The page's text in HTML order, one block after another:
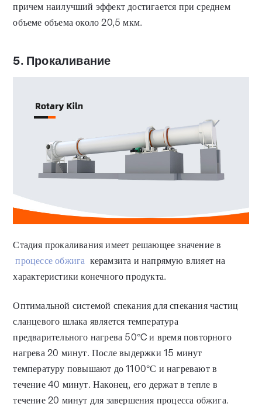
причем наилучший эффект достигается при среднем
объеме объема около 20,5 мкм.
5. Прокаливание
Стадия прокаливания имеет решающее значение в
процессе обжига керамзита и напрямую влияет на
характеристики конечного продукта.
Оптимальной системой спекания для спекания частиц
сланцевого шлака является температура
предварительного нагрева 50°C и время повторного
нагрева 20 минут. После выдержки 15 минут
температуру повышают до 1100°С и нагревают в
течение 40 минут. Наконец, его держат в тепле в
течение 20 минут для завершения процесса обжига.